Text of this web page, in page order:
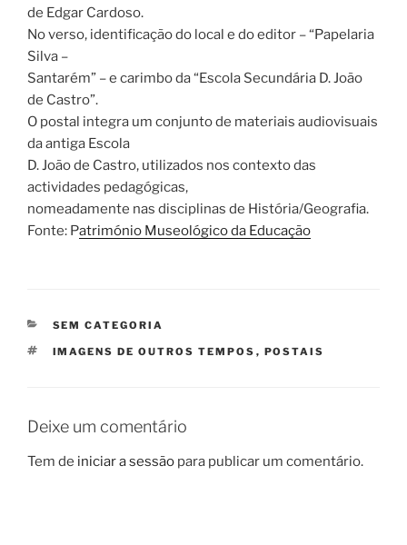
de Edgar Cardoso.
No verso, identificação do local e do editor – “Papelaria
Silva –
Santarém” – e carimbo da “Escola Secundária D. João
de Castro”.
O postal integra um conjunto de materiais audiovisuais
da antiga Escola
D. João de Castro, utilizados nos contexto das
actividades pedagógicas,
nomeadamente nas disciplinas de História/Geografia.
Fonte: Património Museológico da Educação
CATEGORIAS
SEM CATEGORIA
ETIQUETAS
IMAGENS DE OUTROS TEMPOS , POSTAIS
Deixe um comentário
Tem de iniciar a sessão para publicar um comentário.